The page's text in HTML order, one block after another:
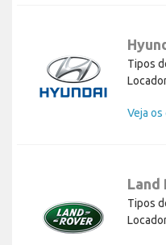
Tipos
Veja
Land
Tipos